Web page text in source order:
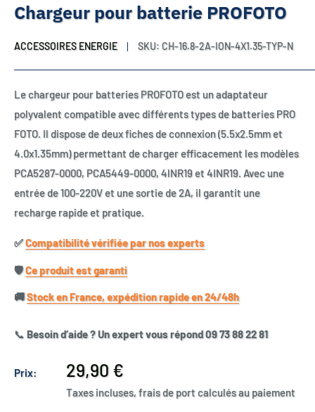
Chargeur pour batterie PROFOTO
ACCESSOIRES ENERGIE SKU: CH-16.8-2A-ION-4X1.35-TYP-N
Le chargeur pour batteries PROFOTO est un adaptateur
polyvalent compatible avec différents types de batteries PRO
FOTO. Il dispose de deux fiches de connexion (5.5x2.5mm et
4.0x1.35mm) permettant de charger efficacement les modèles
PCA5287-0000, PCA5449-0000, 4lNR19 et 4INR19. Avec une
entrée de 100-220V et une sortie de 2A, il garantit une
recharge rapide et pratique.
✅​Compatibilité vérifiée par nos experts
🛡️​Ce produit est garanti
🚚​Stock en France, expédition rapide en 24/48h
📞 Besoin d’aide ? Un expert vous répond 09 73 88 22 81
Prix:
Prix
réduit
29,90 €
Taxes incluses, frais de port calculés au paiement